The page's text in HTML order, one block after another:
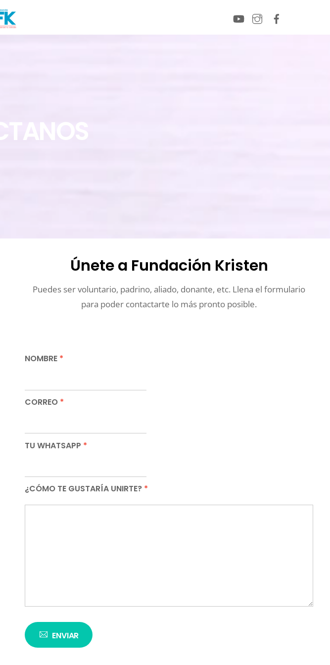
YouTubeInstagram
Únete a Fundación Kristen
Puedes ser voluntario, padrino, aliado, donante, etc. Llena el formulario
para poder contactarte lo más pronto posible.
NOMBRE *
CORREO *
TU WHATSAPP *
¿CÓMO TE GUSTARÍA UNIRTE? *
ENVIAR